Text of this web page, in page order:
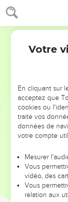
Psaumes
premier de son
vérité, qu'autant
raison n'est-il
son amour. On a
monde païen,
découverts en
pu trouver, en
pour exprimer
d'obtenir le
cette confiance,
les bienfaits de
Ta grâce est
M'approcher de
73.25-28).
Comme les cieux
Votre
En cliquant sur
acceptez que
cookies ou
traite vos
données de
votre compte
Mesurer
Vous
vidéo, des
Vous
relation aux